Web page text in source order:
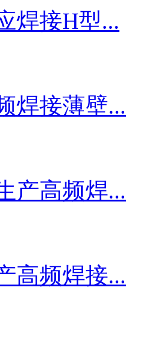
焊接H型...
焊接薄壁...
产高频焊...
高频焊接...